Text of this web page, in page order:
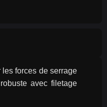
forces de serrage
avec filetage